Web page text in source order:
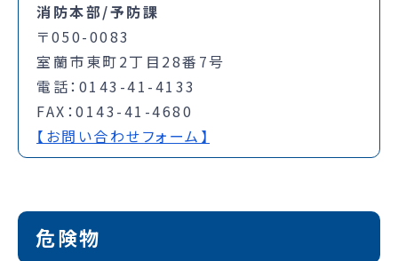
消防本部/予防課
〒050-0083
室蘭市東町2丁目28番7号
電話：0143-41-4133
FAX：0143-41-4680
【お問い合わせフォーム】
危険物